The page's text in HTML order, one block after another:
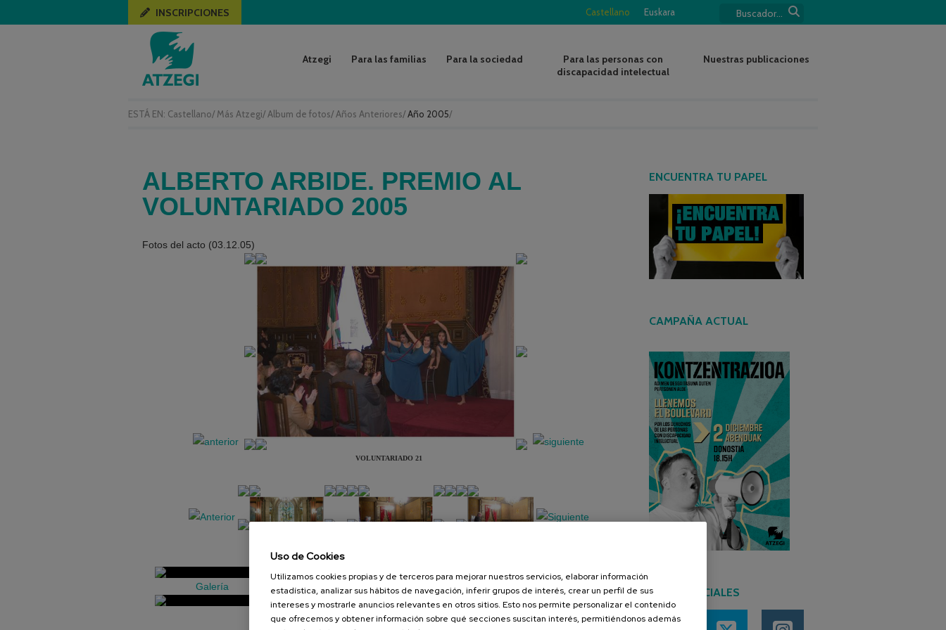
ESTÁ EN: Castellano/ Más Atzegi/ Album de fotos/ Años Anteriores/Año 2005/
Castellano Euskara
INSCRIPCIONES
Atzegi Para las familias Para la sociedad
Para las personas con
discapacidad intelectual
Nuestras publicaciones
ALBERTO ARBIDE. PREMIO AL
VOLUNTARIADO 2005
Fotos del acto (03.12.05)
VOLUNTARIADO 21
Galería Presentación Diapositiva
ENCUENTRA TU PAPEL
CAMPAÑA ACTUAL
REDES SOCIALES
Uso de Cookies
Utilizamos cookies propias y de terceros para mejorar nuestros servicios, elaborar información
estadística, analizar sus hábitos de navegación, inferir grupos de interés, crear un perfil de sus
intereses y mostrarle anuncios relevantes en otros sitios. Esto nos permite personalizar el contenido
que ofrecemos y obtener información sobre qué secciones suscitan interés, permitiéndonos además